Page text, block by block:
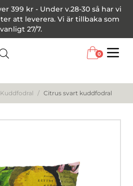
399 kr - Under v.28-30 så har vi
att leverera. Vi är tillbaka som
vanligt 27/7.
0
Kuddfodral / Citrus svart kuddfodral